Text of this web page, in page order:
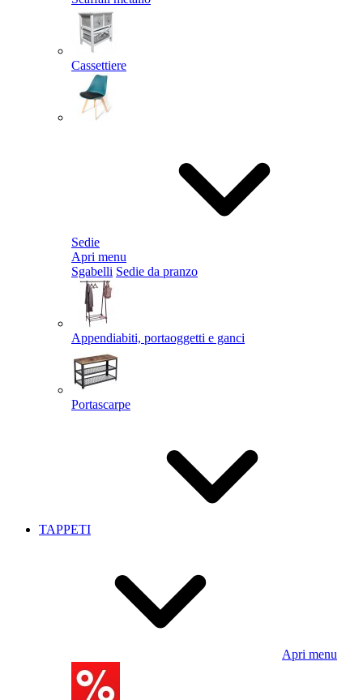
Cassettiere
Sedie
Apri menu
Sgabelli Sedie da pranzo
Appendiabiti, portaoggetti e ganci
Portascarpe
TAPPETI
Apri menu